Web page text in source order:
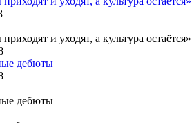
и уходят, а культура остаётся»
дебюты
дебюты